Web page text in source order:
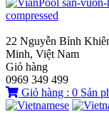
22 Nguyễn Bỉnh
Minh, Việt Nam
Giỏ hàng
0969 349 499
Giỏ hàng : 0 Sản